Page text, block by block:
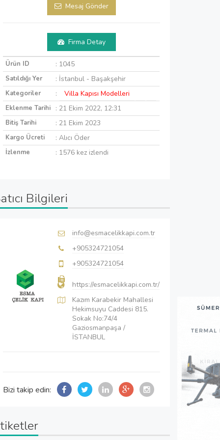
Mesaj Gönder
Firma Detay
Ürün ID : 1045
Satıldığı Yer : İstanbul - Başakşehir
Kategoriler : Villa Kapısı Modelleri
Eklenme Tarihi : 21 Ekim 2022, 12:31
Bitiş Tarihi : 21 Ekim 2023
Kargo Ücreti : Alıcı Öder
İzlenme : 1576 kez izlendi
Bilgileri
info@esmacelikkapi.com.tr
+905324721054
+905324721054
https://esmacelikkapi.com.tr/
Kazım Karabekir Mahallesi
Hekimsuyu Caddesi 815.
Sokak No:74/4
Gaziosmanpaşa /
İSTANBUL
Bizi takip edin: